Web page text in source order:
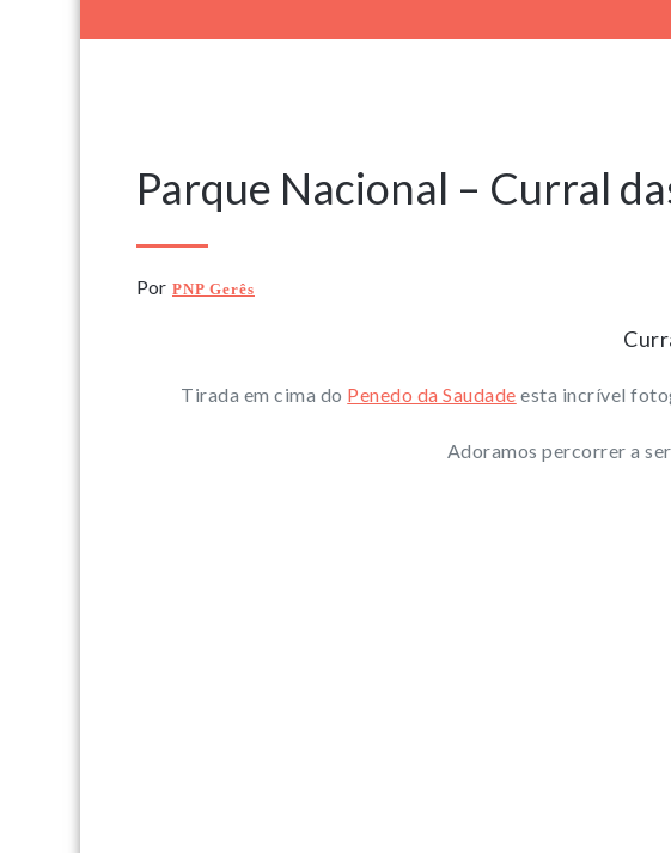
Parque Nacional – Curral
Por PNP Gerês
Tirada em cima do Penedo da Saudade esta incrível
Adoramos percorrer a